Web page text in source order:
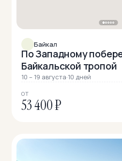
Байкал
По Западному
Байкальской тропой
10 – 19 августа·10 дней
ОТ
53 400 ₽